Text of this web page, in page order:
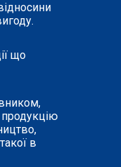
що
продукцію
в